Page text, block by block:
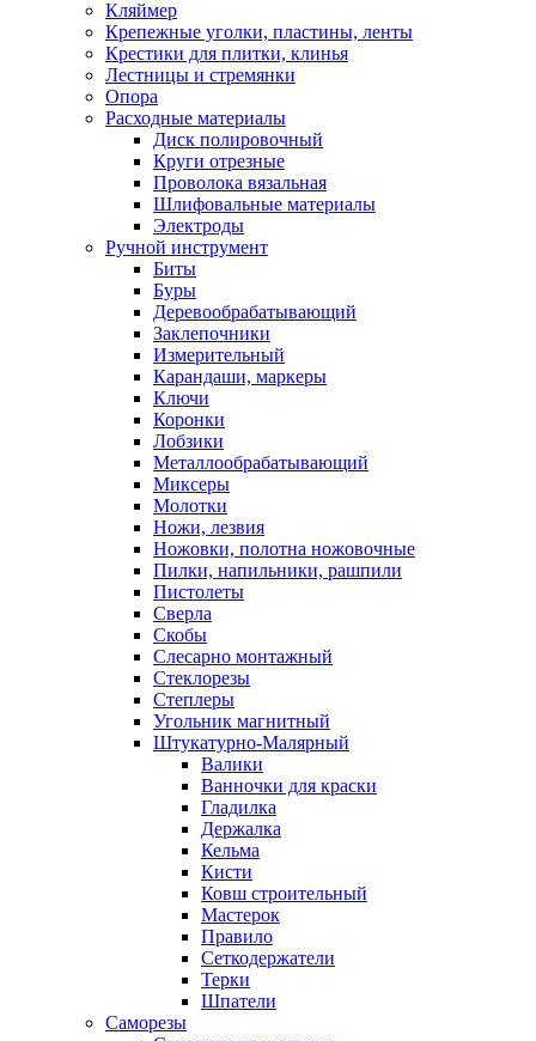
Кляймер
Крепежные уголки, пластины, ленты
Крестики для плитки, клинья
Лестницы и стремянки
Опора
Расходные материалы
Диск полировочный
Круги отрезные
Проволока вязальная
Шлифовальные материалы
Электроды
Ручной инструмент
Биты
Буры
Деревообрабатывающий
Заклепочники
Измерительный
Карандаши, маркеры
Ключи
Коронки
Лобзики
Металлообрабатывающий
Миксеры
Молотки
Ножи, лезвия
Ножовки, полотна ножовочные
Пилки, напильники, рашпили
Пистолеты
Сверла
Скобы
Слесарно монтажный
Стеклорезы
Степлеры
Угольник магнитный
Штукатурно-Малярный
Валики
Ванночки для краски
Гладилка
Держалка
Кельма
Кисти
Ковш строительный
Мастерок
Правило
Сеткодержатели
Терки
Шпатели
Саморезы